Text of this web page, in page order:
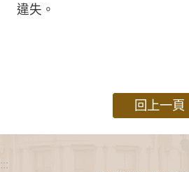
違失。
回上一頁
:::